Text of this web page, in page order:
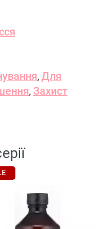
, Для
, Захист